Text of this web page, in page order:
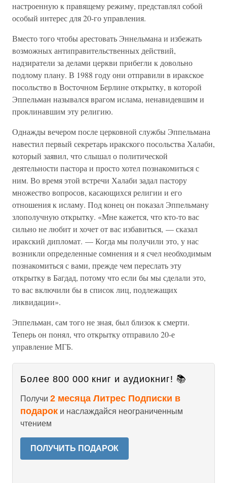
настроенную к правящему режиму, представлял собой
особый интерес для 20-го управления.
Вместо того чтобы арестовать Эннельмана и избежать
возможных антиправительственных действий,
надзиратели за делами церкви прибегли к довольно
подлому плану. В 1988 году они отправили в иракское
посольство в Восточном Берлине открытку, в которой
Эппельман назывался врагом ислама, ненавидевшим и
проклинавшим эту религию.
Однажды вечером после церковной службы Эппельмана
навестил первый секретарь иракского посольства Халаби,
который заявил, что слышал о политической
деятельности пастора и просто хотел познакомиться с
ним. Во время этой встречи Халаби задал пастору
множество вопросов, касающихся религии и его
отношения к исламу. Под конец он показал Эппельману
злополучную открытку. «Мне кажется, что кто-то вас
сильно не любит и хочет от вас избавиться, — сказал
иракский дипломат. — Когда мы получили это, у нас
возникли определенные сомнения и я счел необходимым
познакомиться с вами, прежде чем переслать эту
открытку в Багдад, потому что если бы мы сделали это,
то вас включили бы в список лиц, подлежащих
ликвидации».
Эппельман, сам того не зная, был близок к смерти.
Теперь он понял, что открытку отправило 20-е
управление МГБ.
Более 800 000 книг и аудиокниг! 📚
Получи 2 месяца Литрес Подписки в
подарок и наслаждайся неограниченным
чтением
ПОЛУЧИТЬ ПОДАРОК